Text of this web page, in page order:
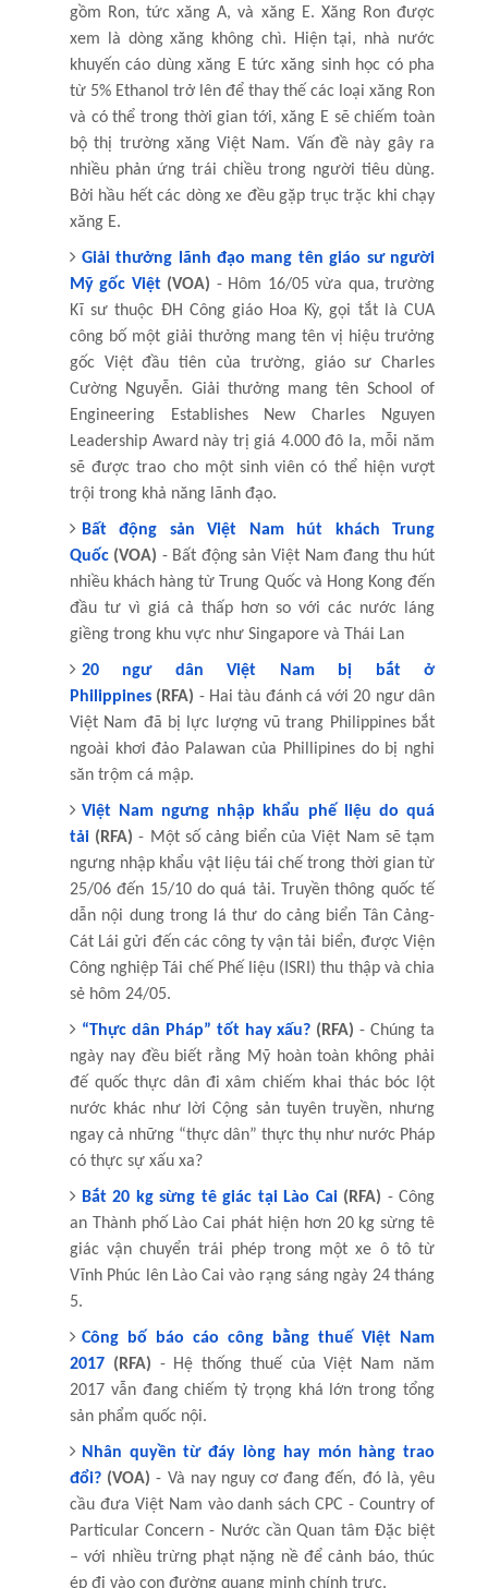
gồm Ron, tức xăng A, và xăng E. Xăng Ron được
xem là dòng xăng không chì. Hiện tại, nhà nước
khuyến cáo dùng xăng E tức xăng sinh học có pha
từ 5% Ethanol trở lên để thay thế các loại xăng Ron
và có thể trong thời gian tới, xăng E sẽ chiếm toàn
bộ thị trường xăng Việt Nam. Vấn đề này gây ra
nhiều phản ứng trái chiều trong người tiêu dùng.
Bởi hầu hết các dòng xe đều gặp trục trặc khi chạy
xăng E.
Giải thưởng lãnh đạo mang tên giáo sư người
Mỹ gốc Việt(VOA) - Hôm 16/05 vừa qua, trường
Kĩ sư thuộc ĐH Công giáo Hoa Kỳ, gọi tắt là CUA
công bố một giải thưởng mang tên vị hiệu trưởng
gốc Việt đầu tiên của trường, giáo sư Charles
Cường Nguyễn. Giải thưởng mang tên School of
Engineering Establishes New Charles Nguyen
Leadership Award này trị giá 4.000 đô la, mỗi năm
sẽ được trao cho một sinh viên có thể hiện vượt
trội trong khả năng lãnh đạo.
Bất động sản Việt Nam hút khách Trung
Quốc(VOA) - Bất động sản Việt Nam đang thu hút
nhiều khách hàng từ Trung Quốc và Hong Kong đến
đầu tư vì giá cả thấp hơn so với các nước láng
giềng trong khu vực như Singapore và Thái Lan
20 ngư dân Việt Nam bị bắt ở
Philippines(RFA) - Hai tàu đánh cá với 20 ngư dân
Việt Nam đã bị lực lượng vũ trang Philippines bắt
ngoài khơi đảo Palawan của Phillipines do bị nghi
săn trộm cá mập.
Việt Nam ngưng nhập khẩu phế liệu do quá
tải(RFA)- Một số cảng biển của Việt Nam sẽ tạm
ngưng nhập khẩu vật liệu tái chế trong thời gian từ
25/06 đến 15/10 do quá tải. Truyền thông quốc tế
dẫn nội dung trong lá thư do cảng biển Tân Cảng-
Cát Lái gửi đến các công ty vận tải biển, được Viện
Công nghiệp Tái chế Phế liệu (ISRI) thu thập và chia
sẻ hôm 24/05.
“Thực dân Pháp” tốt hay xấu? (RFA)- Chúng ta
ngày nay đều biết rằng Mỹ hoàn toàn không phải
đế quốc thực dân đi xâm chiếm khai thác bóc lột
nước khác như lời Cộng sản tuyên truyền, nhưng
ngay cả những “thực dân” thực thụ như nước Pháp
có thực sự xấu xa?
Bắt 20 kg sừng tê giác tại Lào Cai(RFA) - Công
an Thành phố Lào Cai phát hiện hơn 20 kg sừng tê
giác vận chuyển trái phép trong một xe ô tô từ
Vĩnh Phúc lên Lào Cai vào rạng sáng ngày 24 tháng
5.
Công bố báo cáo công bằng thuế Việt Nam
2017(RFA) - Hệ thống thuế của Việt Nam năm
2017 vẫn đang chiếm tỷ trọng khá lớn trong tổng
sản phẩm quốc nội.
Nhân quyền từ đáy lòng hay món hàng trao
đổi?(VOA)- Và nay nguy cơ đang đến, đó là, yêu
cầu đưa Việt Nam vào danh sách CPC - Country of
Particular Concern - Nước cần Quan tâm Đặc biệt
– với nhiều trừng phạt nặng nề để cảnh báo, thúc
ép đi vào con đường quang minh chính trực.